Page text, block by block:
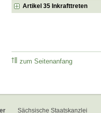
Artikel 35 Inkrafttreten
zum Seitenanfang
Sächsische Staatskanzlei